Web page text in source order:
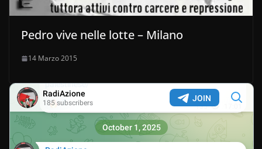
Pedro vive nelle lotte – Milano
14 Marzo 2015